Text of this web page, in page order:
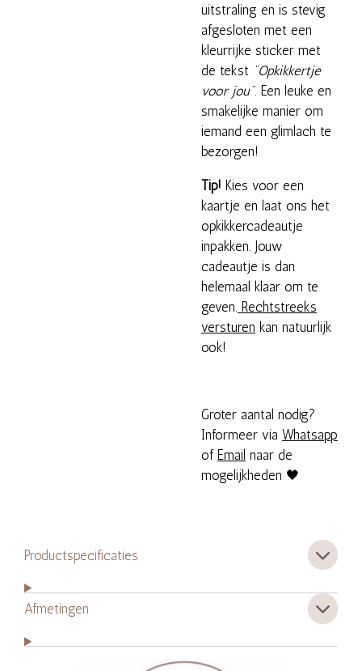
uitstraling en is stevig
afgesloten met een
kleurrijke sticker met
de tekst "Opkikkertje
voor jou". Een leuke en
smakelijke manier om
iemand een glimlach te
bezorgen!
Tip! Kies voor een
kaartje en laat ons het
opkikkercadeautje
inpakken. Jouw
cadeautje is dan
helemaal klaar om te
geven. Rechtstreeks
versturen kan natuurlijk
ook!
Groter aantal nodig?
Informeer via Whatsapp
of Email naar de
mogelijkheden 🖤
Productspecificaties
Afmetingen